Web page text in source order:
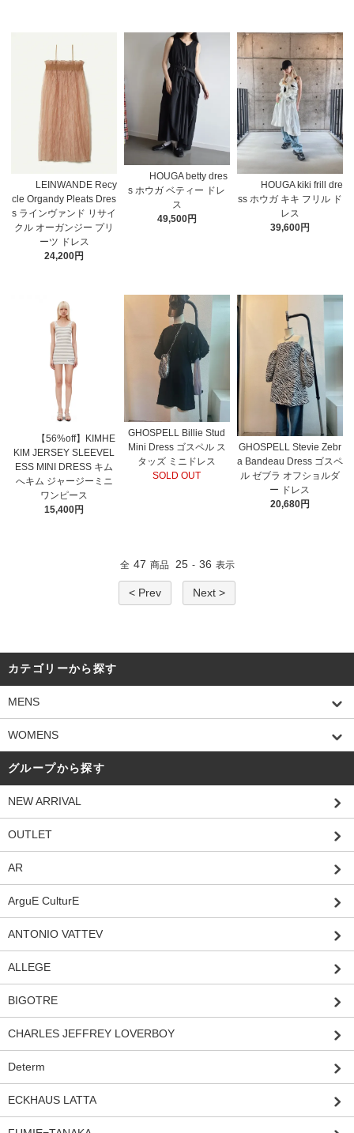
LEINWANDE Recy
cle Organdy Pleats Dres
s ラインヴァンド リサイ
クル オーガンジー プリ
ーツ ドレス
24,200円
HOUGA betty dres
s ホウガ ベティー ドレ
ス
49,500円
HOUGA kiki frill dre
ss ホウガ キキ フリル ド
レス
39,600円
【56%off】KIMHE
KIM JERSEY SLEEVEL
ESS MINI DRESS キム
へキム ジャージーミニ
ワンピース
15,400円
GHOSPELL Billie Stud
Mini Dress ゴスペル ス
タッズ ミニドレス
SOLD OUT
GHOSPELL Stevie Zebr
a Bandeau Dress ゴスペ
ル ゼブラ オフショルダ
ー ドレス
20,680円
全 47 商品 25 - 36 表示
< Prev Next >
カテゴリーから探す
MENS
WOMENS
グループから探す
NEW ARRIVAL
OUTLET
AR
ArguE CulturE
ANTONIO VATTEV
ALLEGE
BIGOTRE
CHARLES JEFFREY LOVERBOY
Determ
ECKHAUS LATTA